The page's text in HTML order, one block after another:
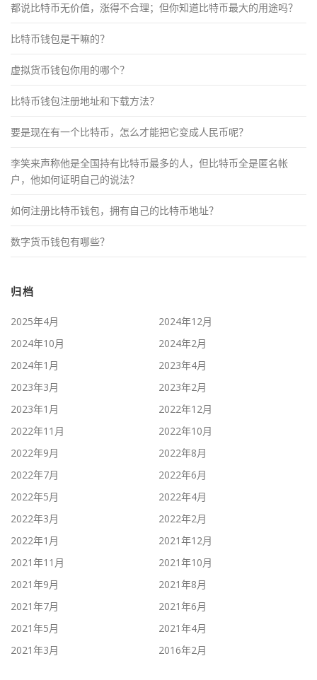
都说比特币无价值，涨得不合理；但你知道比特币最大的用途吗？
比特币钱包是干嘛的？
虚拟货币钱包你用的哪个？
比特币钱包注册地址和下载方法？
要是现在有一个比特币，怎么才能把它变成人民币呢？
李笑来声称他是全国持有比特币最多的人，但比特币全是匿名帐
户，他如何证明自己的说法？
如何注册比特币钱包，拥有自己的比特币地址？
数字货币钱包有哪些？
归档
2025年4月
2024年12月
2024年10月
2024年2月
2024年1月
2023年4月
2023年3月
2023年2月
2023年1月
2022年12月
2022年11月
2022年10月
2022年9月
2022年8月
2022年7月
2022年6月
2022年5月
2022年4月
2022年3月
2022年2月
2022年1月
2021年12月
2021年11月
2021年10月
2021年9月
2021年8月
2021年7月
2021年6月
2021年5月
2021年4月
2021年3月
2016年2月